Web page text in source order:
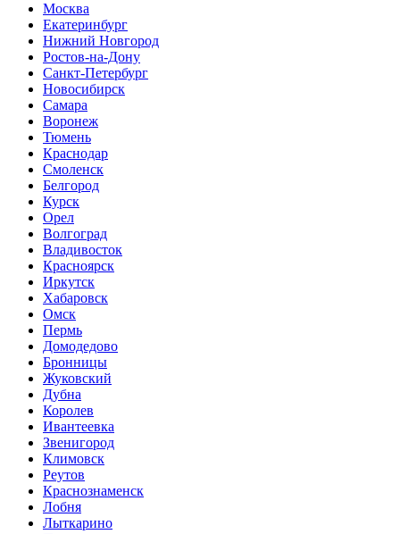
Москва
Екатеринбург
Нижний Новгород
Ростов-на-Дону
Санкт-Петербург
Новосибирск
Самара
Воронеж
Тюмень
Краснодар
Смоленск
Белгород
Курск
Орел
Волгоград
Владивосток
Красноярск
Иркутск
Хабаровск
Омск
Пермь
Домодедово
Бронницы
Жуковский
Дубна
Королев
Ивантеевка
Звенигород
Климовск
Реутов
Краснознаменск
Лобня
Лыткарино